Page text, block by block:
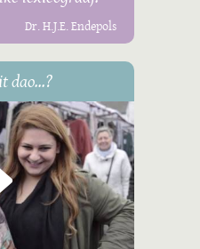
Dr. H.J.E. Endepols
dao...?